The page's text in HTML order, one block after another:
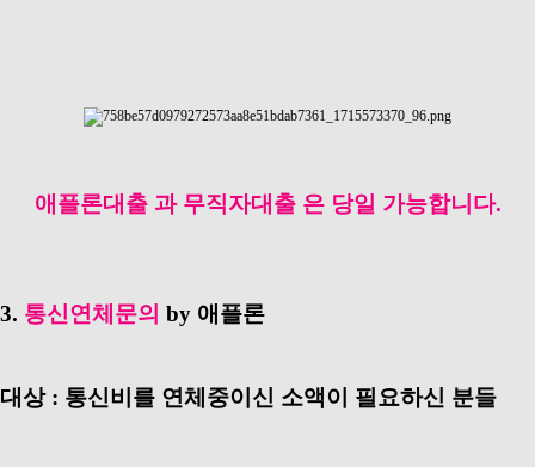
애플론대출 과 무직자대출 은 당일 가능합니다.
3. 통신연체문의 by 애플론
대상 : 통신비를 연체중이신 소액이 필요하신 분들